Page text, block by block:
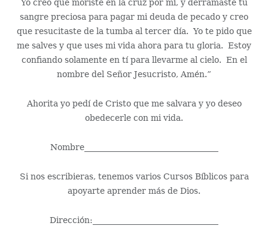
Yo creo que moriste en la cruz por mí, y derramaste tu
sangre preciosa para pagar mi deuda de pecado y creo
que resucitaste de la tumba al tercer día. Yo te pido que
me salves y que uses mi vida ahora para tu gloria. Estoy
confiando solamente en tí para llevarme al cielo. En el
nombre del Señor Jesucristo, Amén.”
Ahorita yo pedí de Cristo que me salvara y yo deseo
obedecerle con mi vida.
Nombre________________________________
Si nos escribieras, tenemos varios Cursos Bíblicos para
apoyarte aprender más de Dios.
Dirección:______________________________